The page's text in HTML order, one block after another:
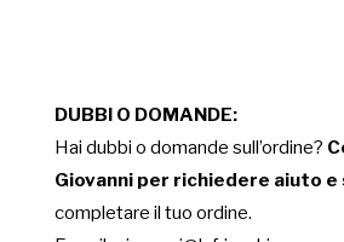
DUBBI O DOMANDE:
Hai dubbi o domande sull’ordine?
Giovanni per richiedere aiuto
completare il tuo ordine.